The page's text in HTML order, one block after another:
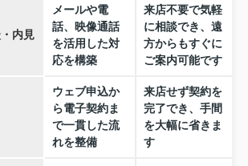
内見
メールや電
話、映像通話
を活用した対
応を構築
来店不要で気軽
に相談でき、遠
方からもすぐに
ご案内可能です
ウェブ申込か
ら電子契約ま
で一貫した流
れを整備
来店せず契約を
完了でき、手間
を大幅に省きま
す